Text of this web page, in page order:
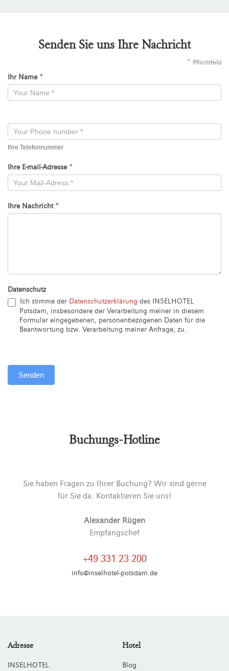
Senden Sie uns Ihre Nachricht
* Pflichtfeld
Kontaktformular
-
Ihr Name *
Ihre Telefonnummer
Ihre E-mail-Adresse *
Ihre Nachricht *
Datenschutz
Ich stimme der Datenschutzerklärung des INSELHOTEL
Potsdam, insbesondere der Verarbeitung meiner in diesem
Formular eingegebenen, personenbezogenen Daten für die
Beantwortung bzw. Verarbeitung meiner Anfrage, zu.
Senden
Buchungs-Hotline
Sie haben Fragen zu Ihrer Buchung? Wir sind gerne
für Sie da. Kontaktieren Sie uns!
Alexander Rügen
Empfangschef
+49 331 23 200
info@inselhotel-potsdam.de
Adresse
INSELHOTEL
Hotel
Blog